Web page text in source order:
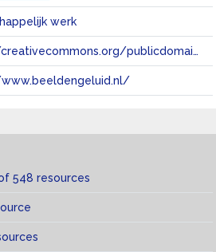
werk
https://creativecommons.org/publicdomain/zero/1.0/
548 resources